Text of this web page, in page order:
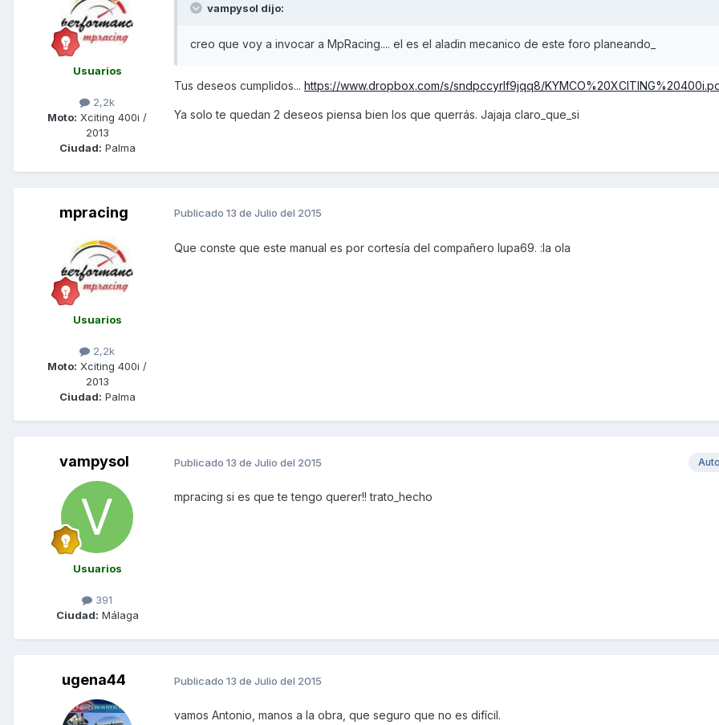
Usuarios
2,2k
Moto: Xciting 400i /
2013
Ciudad: Palma
vampysol dijo:
creo que voy a invocar a MpRacing.... el es el aladin mecanico de este foro planeando_
Tus deseos cumplidos... https://www.dropbox.com/s/sndpccyrlf9jqq8/
Ya solo te quedan 2 deseos piensa bien los que querrás. Jajaja claro_que_si
mpracing
Usuarios
2,2k
Moto: Xciting 400i /
2013
Ciudad: Palma
Publicado 13 de Julio del 2015
Que conste que este manual es por cortesía del compañero lupa69. :la ola
vampysol
Usuarios
391
Ciudad: Málaga
Publicado 13 de Julio del 2015
mpracing si es que te tengo querer!! trato_hecho
ugena44 Publicado 13 de Julio del 2015
vamos Antonio, manos a la obra, que seguro que no es difícil.